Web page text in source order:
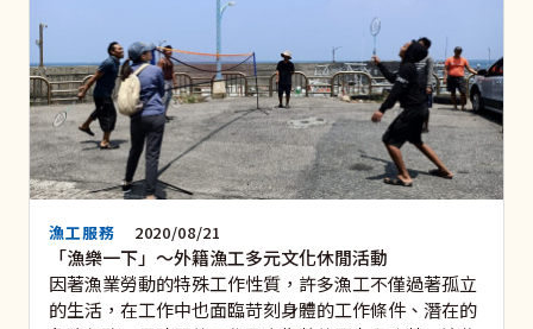
漁工服務 2020/08/21
「漁樂一下」～外籍漁工多元文化休閒活動
因著漁業勞動的特殊工作性質，許多漁工不僅過著孤立
的生活，在工作中也面臨苛刻身體的工作條件、潛在的